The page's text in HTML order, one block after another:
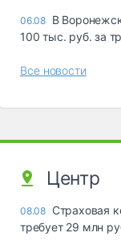
06.08 В
100 тыс. руб. за
Все новости
Центр
08.08 Страховая
требует 29 млн